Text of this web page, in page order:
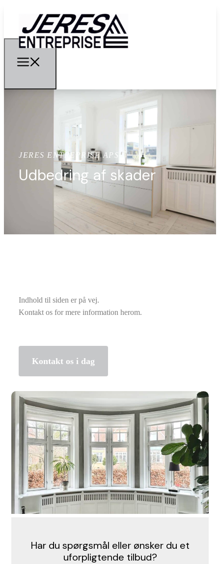
JERES ENTREPRISE APS
Udbedring af skader
Indhold til siden er på vej.
Kontakt os for mere information herom.
Kontakt os i dag
Har du spørgsmål eller ønsker du et
uforpligtende tilbud?